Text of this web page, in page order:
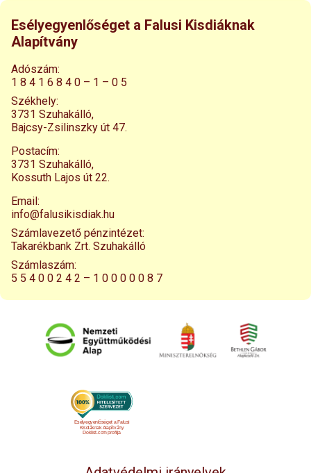
Esélyegyenlőséget a Falusi Kisdiáknak
Alapítvány
Adószám:
1 8 4 1 6 8 4 0 – 1 – 0 5
Székhely:
3731 Szuhakálló,
Bajcsy-Zsilinszky út 47.
Postacím:
3731 Szuhakálló,
Kossuth Lajos út 22.
Email:
info@falusikisdiak.hu
Számlavezető pénzintézet:
Takarékbank Zrt. Szuhakálló
Számlaszám:
5 5 4 0 0 2 4 2 – 1 0 0 0 0 0 8 7
Esélyegyenlőséget a Falusi
Kisdiáknak Alapítvány
Doklist.com profilja